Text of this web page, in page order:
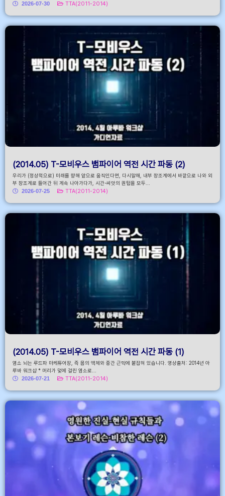
2026-07-30
TTA(2011-2014)
(2014.05) T-모비우스 뱀파이어 역전 시간 파동 (2)
우리가 (정상적으로) 미래를 향해 앞으로 움직인다면, 다시말해, 내부 창조계에서 바깥으로 나와 외
부 창조계로 들어간 뒤 계속 나아가다가, 시간-씨앗의 퀀텀을 모두...
2026-07-25
TTA(2011-2014)
(2014.05) T-모비우스 뱀파이어 역전 시간 파동 (1)
염소 뇌는 루드파 마케튜어장, 즉 몸의 액체와 중간 근막에 붙잡혀 있습니다. 영상출처: 2014년 아
루바 워크샵 * 머리가 덫에 걸린 염소로...
2026-07-21
TTA(2011-2014)